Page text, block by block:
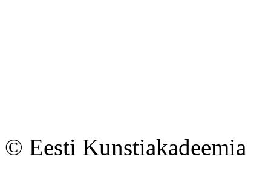
© Eesti Kunstiakadeemia